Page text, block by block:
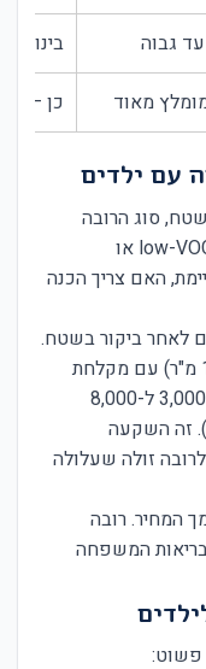
עד גבוה בינוני
מאוד כן —
עם ילדים
סוג הרובה
(אפוקסית או אקרילית), סוג החומרים (low-VOC או
האם צריך הכנה
לאחר ביקור בשטח.
בדרך כלל, דירה בגודל בינוני (100–150 מ"ר) עם מקלחת
ומטבח שצריכים חידוש רובה, יעלה בין 3,000 ל-8,000
זה השקעה
לרובה זולה שעלולה
המחיר. רובה
המשפחה
פשוט: